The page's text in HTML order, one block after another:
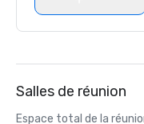
Salles de réunion
Espace total de la